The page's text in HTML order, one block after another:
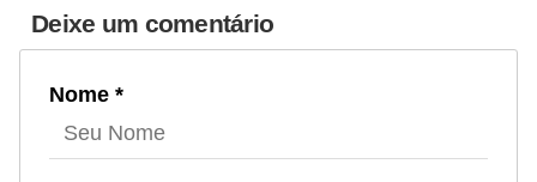
Deixe um comentário
Nome *
d
e
r
c